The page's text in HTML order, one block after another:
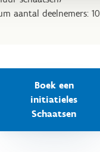
aantal deelnemers: 10
Boek een
initiatieles
Schaatsen